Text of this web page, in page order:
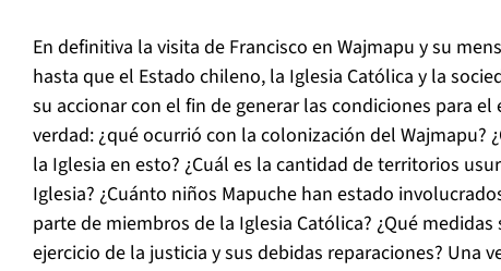
En definitiva la visita de Francisco en Wajmapu y su
hasta que el Estado chileno, la Iglesia Católica y la
su accionar con el fin de generar las condiciones para
verdad: ¿qué ocurrió con la colonización del Wajmapu?
la Iglesia en esto? ¿Cuál es la cantidad de territorios
Iglesia? ¿Cuánto niños Mapuche han estado
parte de miembros de la Iglesia Católica? ¿Qué
ejercicio de la justicia y sus debidas reparaciones? Una